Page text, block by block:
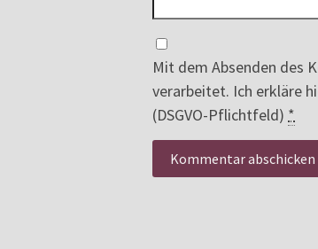
Mit dem Absenden des
verarbeitet. Ich erkläre
(DSGVO-Pflichtfeld) *